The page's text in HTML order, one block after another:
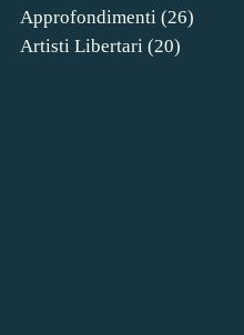
Approfondimenti (26)
Artisti Libertari (20)